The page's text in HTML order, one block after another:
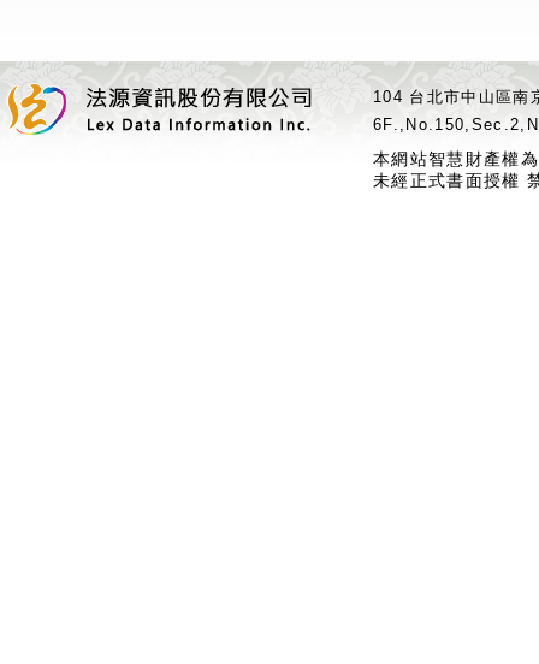
104 台北市中山區
本網站智慧財產權
未經正式書面授權